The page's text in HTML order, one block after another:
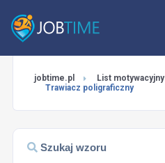
jobtime.pl List motywacyjny
Trawiacz poligraficzny
Szukaj wzoru